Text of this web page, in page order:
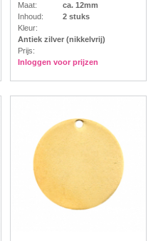
Maat:
ca. 12mm
Inhoud:
2 stuks
Kleur:
Antiek zilver (nikkelvrij)
Prijs:
Inloggen voor prijzen